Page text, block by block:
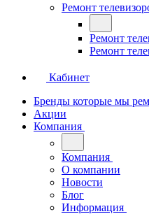
Ремонт
Ремонт
Ремонт
Кабинет
Бренды которые мы
Акции
Компания
Компания
О компании
Новости
Блог
Информация